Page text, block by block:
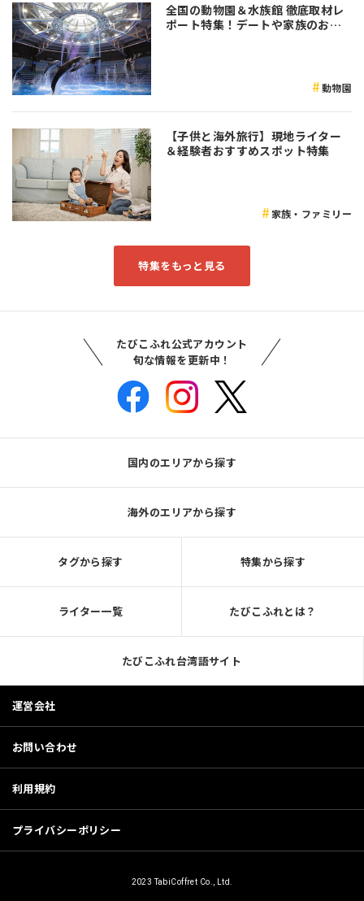
全国の動物園＆水族館 徹底取材レ
ポート特集！デートや家族のおで
動物園
【子供と海外旅行】現地ライター
＆経験者おすすめスポット特集
家族・ファミリー
特集をもっと見る
たびこふれ公式アカウント
旬な情報を更新中！
国内のエリアから探す
海外のエリアから探す
タグから探す 特集から探す
ライター一覧 たびこふれとは？
たびこふれ台湾語サイト
運営会社
お問い合わせ
利用規約
プライバシーポリシー
2023 TabiCoffret Co., Ltd.